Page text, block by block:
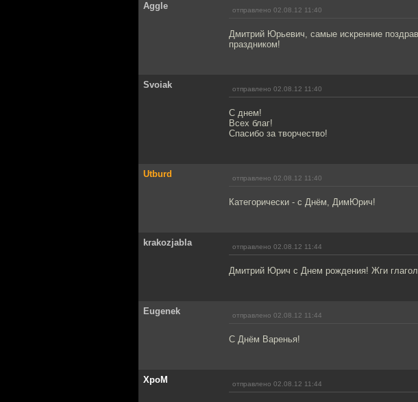
Aggle отправлено 02.08.12 11:40
Дмитрий Юрьевич, самые искренние
праздником!
Svoiak отправлено 02.08.12 11:40
С днем!
Всех благ!
Спасибо за творчество!
Utburd отправлено 02.08.12 11:40
Категорически - с Днём, ДимЮрич!
krakozjabla отправлено 02.08.12 11:44
Дмитрий Юрич с Днем рождения! Жги
Eugenek отправлено 02.08.12 11:44
С Днём Варенья!
XpoM отправлено 02.08.12 11:44